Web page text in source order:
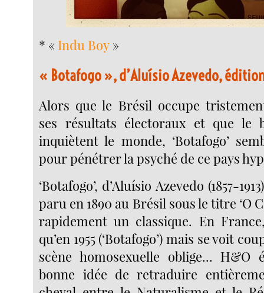
* « Indu Boy »
« Botafogo », d’Aluísio Azevedo,
Alors que le Brésil occupe
ses résultats électoraux et que le
inquiètent le monde, ‘Botafogo’
pour pénétrer la psyché de ce pays
‘Botafogo’, d’Aluísio Azevedo (1857-
paru en 1890 au Brésil sous le titre ‘O
rapidement un classique. En
qu’en 1955 (‘Botafogo’) mais se voit
scène homosexuelle oblige...
bonne idée de retraduire